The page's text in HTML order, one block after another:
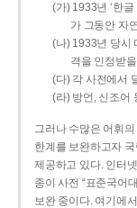
(가) 1933년 ‘한
가 그동안 자
(나) 1933년 당시
격을 인정받
(다) 각 사전에서
(라) 방언, 신조어
그러나 수많은 어휘
한계를 보완하고자
제공하고 있다. 인터
종이 사전 “표준국어
보완 중이다. 여기에